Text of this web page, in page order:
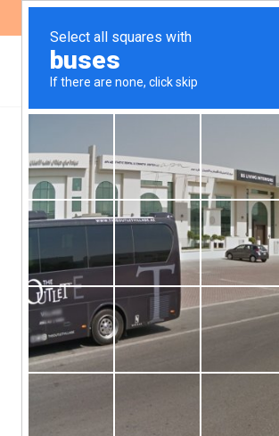
La explotación de
los salares
un análisis
socioambiental
del caso